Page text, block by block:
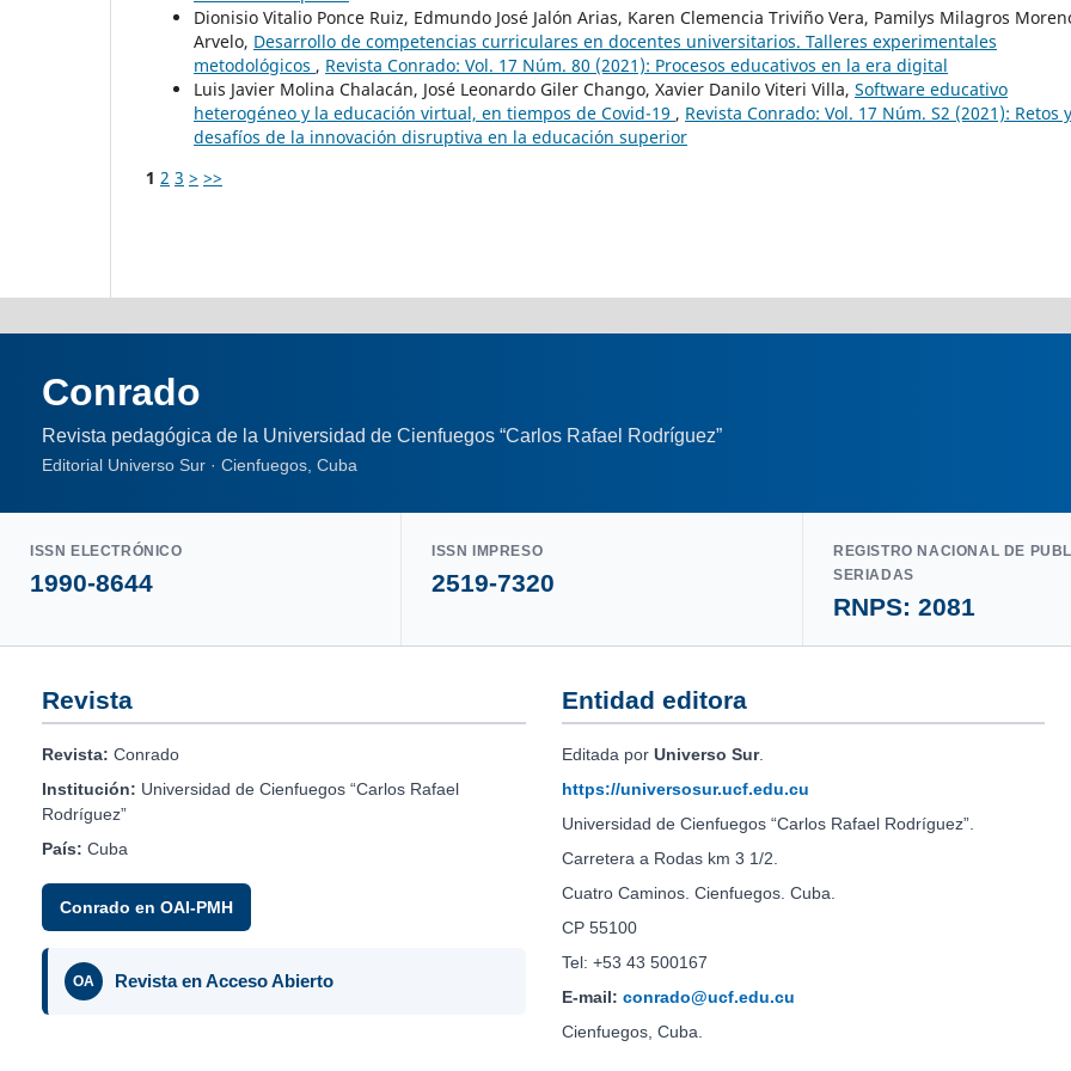
Dionisio Vitalio Ponce Ruiz, Edmundo José Jalón Arias, Karen Clemencia Triviño Vera, Pamilys Milagros
Arvelo, Desarrollo de competencias curriculares en docentes universitarios. Talleres experimentales
metodológicos , Revista Conrado: Vol. 17 Núm. 80 (2021): Procesos educativos en la era digital
Luis Javier Molina Chalacán, José Leonardo Giler Chango, Xavier Danilo Viteri Villa, Software educativo
heterogéneo y la educación virtual, en tiempos de Covid-19 , Revista Conrado: Vol. 17 Núm. S2 (2021): Retos y
desafíos de la innovación disruptiva en la educación superior
1 2 3 > >>
Conrado
Revista pedagógica de la Universidad de Cienfuegos “Carlos Rafael Rodríguez”
Editorial Universo Sur · Cienfuegos, Cuba
ISSN ELECTRÓNICO
1990-8644
ISSN IMPRESO
2519-7320
REGISTRO NACIONAL DE
SERIADAS
RNPS: 2081
Revista
Revista: Conrado
Institución: Universidad de Cienfuegos “Carlos Rafael
Rodríguez”
País: Cuba
Conrado en OAI-PMH
OA Revista en Acceso Abierto
Entidad editora
Editada por Universo Sur.
https://universosur.ucf.edu.cu
Universidad de Cienfuegos “Carlos Rafael Rodríguez”.
Carretera a Rodas km 3 1/2.
Cuatro Caminos. Cienfuegos. Cuba.
CP 55100
Tel: +53 43 500167
E-mail: conrado@ucf.edu.cu
Cienfuegos, Cuba.